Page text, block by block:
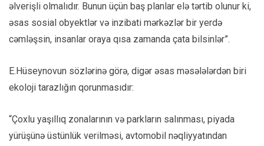
əlverişli olmalıdır. Bunun üçün baş planlar elə tərtib olunur ki,
əsas sosial obyektlər və inzibati mərkəzlər bir yerdə
cəmləşsin, insanlar oraya qısa zamanda çata bilsinlər”.
E.Hüseynovun sözlərinə görə, digər əsas məsələlərdən biri
ekoloji tarazlığın qorunmasıdır:
“Çoxlu yaşıllıq zonalarının və parkların salınması, piyada
yürüşünə üstünlük verilməsi, avtomobil nəqliyyatından